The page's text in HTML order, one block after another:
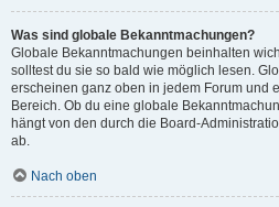
Was sind globale Bekanntmachungen?
Globale Bekanntmachungen beinhalten
solltest du sie so bald wie möglich lesen.
erscheinen ganz oben in jedem Forum und
Bereich. Ob du eine globale
hängt von den durch die Board-
ab.
Nach oben